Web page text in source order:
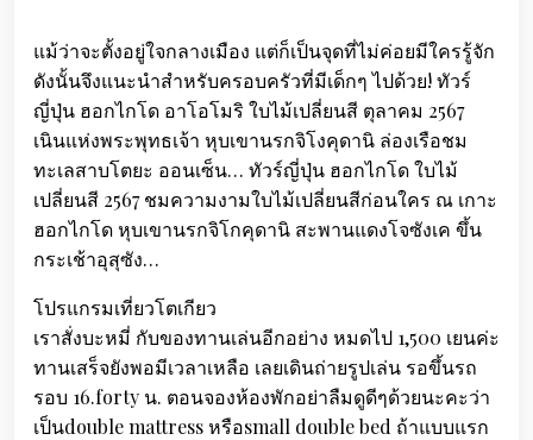
แม้ว่าจะตั้งอยู่ใจกลางเมือง แต่ก็เป็นจุดที่ไม่ค่อยมีใครรู้จัก
ดังนั้นจึงแนะนำสำหรับครอบครัวที่มีเด็กๆ ไปด้วย! ทัวร์
ญี่ปุ่น ฮอกไกโด อาโอโมริ ใบไม้เปลี่ยนสี ตุลาคม 2567
เนินแห่งพระพุทธเจ้า หุบเขานรกจิโงคุดานิ ล่องเรือชม
ทะเลสาบโตยะ ออนเซ็น… ทัวร์ญี่ปุ่น ฮอกไกโด ใบไม้
เปลี่ยนสี 2567 ชมความงามใบไม้เปลี่ยนสีก่อนใคร ณ เกาะ
ฮอกไกโด หุบเขานรกจิโกคุดานิ สะพานแดงโจซังเค ขึ้น
กระเช้าอุสุซัง…
โปรแกรมเที่ยวโตเกียว
เราสั่งบะหมี่ กับของทานเล่นอีกอย่าง หมดไป 1,500 เยนค่ะ
ทานเสร็จยังพอมีเวลาเหลือ เลยเดินถ่ายรูปเล่น รอขึ้นรถ
รอบ 16.forty น. ตอนจองห้องพักอย่าลืมดูดีๆด้วยนะคะว่า
เป็นdouble mattress หรือsmall double bed ถ้าแบบแรก